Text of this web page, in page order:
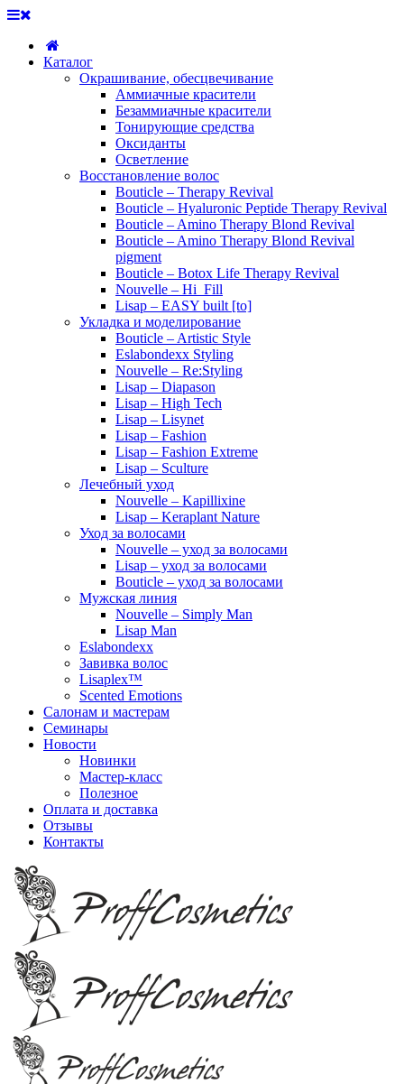
Каталог
Окрашивание, обесцвечивание
Аммиачные красители
Безаммиачные красители
Тонирующие средства
Оксиданты
Осветление
Восстановление волос
Bouticle – Therapy Revival
Bouticle – Hyaluronic Peptide Therapy Revival
Bouticle – Amino Therapy Blond Revival
Bouticle – Amino Therapy Blond Revival
pigment
Bouticle – Botox Life Therapy Revival
Nouvelle – Hi_Fill
Lisap – EASY built [to]
Укладка и моделирование
Bouticle – Artistic Style
Eslabondexx Styling
Nouvelle – Re:Styling
Lisap – Diapason
Lisap – High Tech
Lisap – Lisynet
Lisap – Fashion
Lisap – Fashion Extreme
Lisap – Sculture
Лечебный уход
Nouvelle – Kapillixine
Lisap – Keraplant Nature
Уход за волосами
Nouvelle – уход за волосами
Lisap – уход за волосами
Bouticle – уход за волосами
Мужская линия
Nouvelle – Simply Man
Lisap Man
Eslabondexx
Завивка волос
Lisaplex™
Scented Emotions
Салонам и мастерам
Семинары
Новости
Новинки
Мастер-класс
Полезное
Оплата и доставка
Отзывы
Контакты